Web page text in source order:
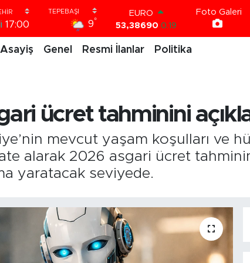
17:00 9°
EURO
53,38690 0.19
STERLİN
61,60380 0.18
BITCOIN
79.591,74 -1.82
DOLAR
45,43620
0.02
Foto Galeri
Asayiş Genel Resmi İlanlar Politika
ücret tahminini
mevcut yaşam koşulları ve
alarak 2026 asgari ücret
yaratacak seviyede.